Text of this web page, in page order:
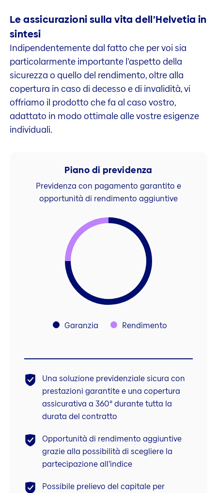
Le assicurazioni sulla vita dell’Helvetia in
sintesi
Indipendentemente dal fatto che per voi sia
particolarmente importante l’aspetto della
sicurezza o quello del rendimento, oltre alla
copertura in caso di decesso e di invalidità, vi
offriamo il prodotto che fa al caso vostro,
adattato in modo ottimale alle vostre esigenze
individuali.
Piano di previdenza
Previdenza con pagamento garantito e
opportunità di rendimento aggiuntive
Garanzia Rendimento
Una soluzione previdenziale sicura con
prestazioni garantite e una copertura
assicurativa a 360° durante tutta la
durata del contratto
Opportunità di rendimento aggiuntive
grazie alla possibilità di scegliere la
partecipazione all’indice
Possibile prelievo del capitale per